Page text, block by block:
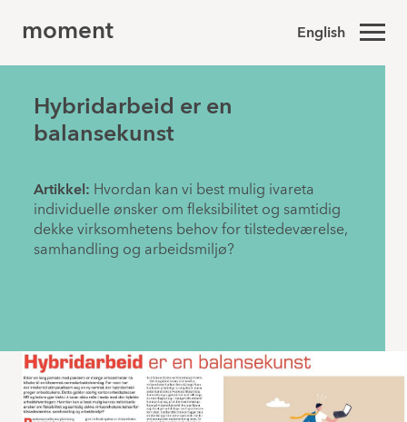
moment English
Hybridarbeid er en
balansekunst
Artikkel: Hvordan kan vi best mulig ivareta
individuelle ønsker om fleksibilitet og samtidig
dekke virksomhetens behov for tilstedeværelse,
samhandling og arbeidsmiljø?